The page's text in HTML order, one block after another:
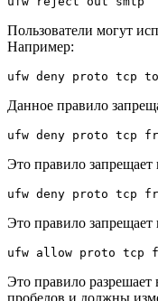
Пользователи могут
Например:
ufw deny proto tcp
Данное правило
ufw deny proto tcp
Это правило запрещает
ufw deny proto tcp
Это правило запрещает
ufw allow proto tcp
Это правило
пробелов и должны